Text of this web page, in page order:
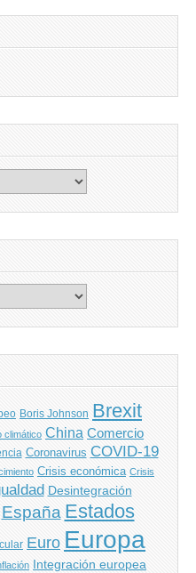
Boris Johnson Brexit
climático China Comercio
Coronavirus COVID-19
Crisis económica Crisis
Desintegración
España Estados
Euro Europa
Integración europea